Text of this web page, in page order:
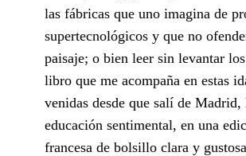
las fábricas que uno imagina de
supertecnológicos y que no
paisaje; o bien leer sin levantar
libro que me acompaña en estas
venidas desde que salí de Madrid,
educación sentimental, en una
francesa de bolsillo clara y